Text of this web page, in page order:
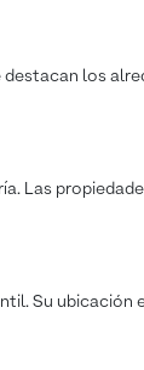
los
Las
Su